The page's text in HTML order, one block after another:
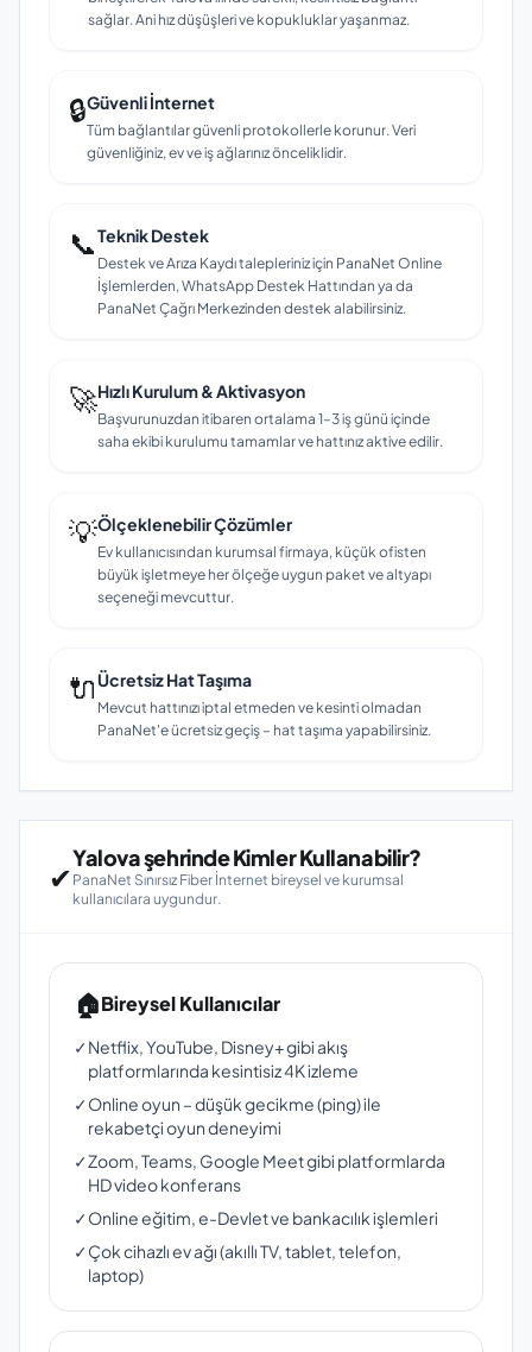
sağlar. Ani hız düşüşleri ve kopukluklar yaşanmaz.
🔒Güvenli İnternet
Tüm bağlantılar güvenli protokollerle korunur. Veri
güvenliğiniz, ev ve iş ağlarınız önceliklidir.
📞Teknik Destek
Destek ve Arıza Kaydı talepleriniz için PanaNet Online
İşlemlerden, WhatsApp Destek Hattından ya da
PanaNet Çağrı Merkezinden destek alabilirsiniz.
🚀Hızlı Kurulum & Aktivasyon
Başvurunuzdan itibaren ortalama 1–3 iş günü içinde
saha ekibi kurulumu tamamlar ve hattınız aktive edilir.
💡Ölçeklenebilir Çözümler
Ev kullanıcısından kurumsal firmaya, küçük ofisten
büyük işletmeye her ölçeğe uygun paket ve altyapı
seçeneği mevcuttur.
🔌Ücretsiz Hat Taşıma
Mevcut hattınızı iptal etmeden ve kesinti olmadan
PanaNet'e ücretsiz geçiş – hat taşıma yapabilirsiniz.
✔
Yalova şehrinde Kimler Kullanabilir?
PanaNet Sınırsız Fiber İnternet bireysel ve kurumsal
kullanıcılara uygundur.
🏠Bireysel Kullanıcılar
✓Netflix, YouTube, Disney+ gibi akış
platformlarında kesintisiz 4K izleme
✓Online oyun – düşük gecikme (ping) ile
rekabetçi oyun deneyimi
✓Zoom, Teams, Google Meet gibi platformlarda
HD video konferans
✓Online eğitim, e-Devlet ve bankacılık işlemleri
✓Çok cihazlı ev ağı (akıllı TV, tablet, telefon,
laptop)